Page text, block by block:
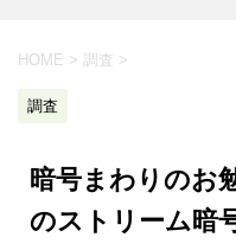
HOME > 調査 >
調査
暗号まわりのお
のストリーム暗